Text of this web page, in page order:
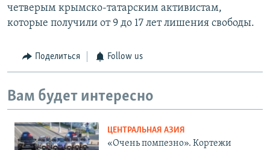
четверым крымско-татарским активистам,
которые получили от 9 до 17 лет лишения свободы.
Поделиться Follow us
Вам будет интересно
ЦЕНТРАЛЬНАЯ АЗИЯ
«Очень помпезно». Кортежи